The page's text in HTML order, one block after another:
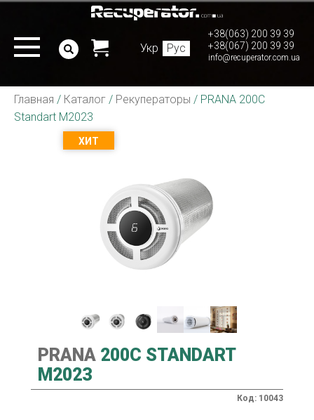
Укр Рус
+38(063) 200 39 39
+38(067) 200 39 39
info@recuperator.com.ua
Главная / Каталог / Рекуператоры / PRANA 200C
Standart M2023
ХИТ
PRANA 200C STANDART
M2023
Код: 10043